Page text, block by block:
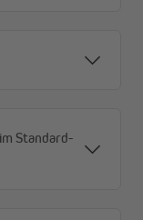
EU-Standards
Standard-